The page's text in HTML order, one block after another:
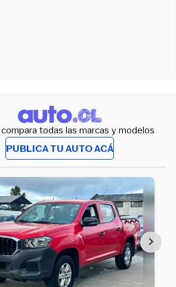
todas las marcas y modelos
PUBLICA TU AUTO ACÁ